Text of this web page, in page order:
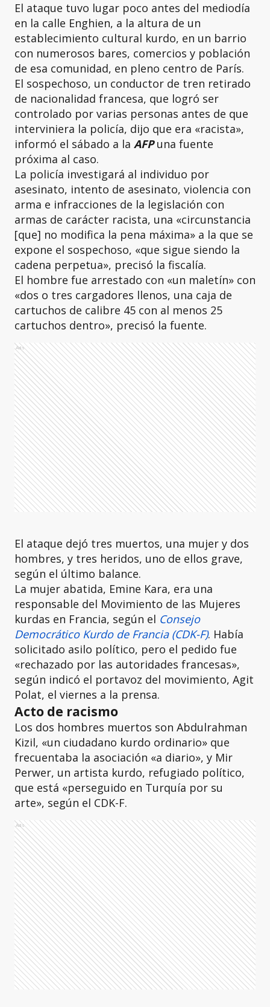
El ataque tuvo lugar poco antes del mediodía
en la calle Enghien, a la altura de un
establecimiento cultural kurdo, en un barrio
con numerosos bares, comercios y población
de esa comunidad, en pleno centro de París.
El sospechoso, un conductor de tren retirado
de nacionalidad francesa, que logró ser
controlado por varias personas antes de que
interviniera la policía, dijo que era «racista»,
informó el sábado a la AFPuna fuente
próxima al caso.
La policía investigará al individuo por
asesinato, intento de asesinato, violencia con
arma e infracciones de la legislación con
armas de carácter racista, una «circunstancia
[que] no modifica la pena máxima» a la que se
expone el sospechoso, «que sigue siendo la
cadena perpetua», precisó la fiscalía.
El hombre fue arrestado con «un maletín» con
«dos o tres cargadores llenos, una caja de
cartuchos de calibre 45 con al menos 25
cartuchos dentro», precisó la fuente.
Ads
El ataque dejó tres muertos, una mujer y dos
hombres, y tres heridos, uno de ellos grave,
según el último balance.
La mujer abatida, Emine Kara, era una
responsable del Movimiento de las Mujeres
kurdas en Francia, según el Consejo
Democrático Kurdo de Francia (CDK-F). Había
solicitado asilo político, pero el pedido fue
«rechazado por las autoridades francesas»,
según indicó el portavoz del movimiento, Agit
Polat, el viernes a la prensa.
Acto de racismo
Los dos hombres muertos son Abdulrahman
Kizil, «un ciudadano kurdo ordinario» que
frecuentaba la asociación «a diario», y Mir
Perwer, un artista kurdo, refugiado político,
que está «perseguido en Turquía por su
arte», según el CDK-F.
Ads